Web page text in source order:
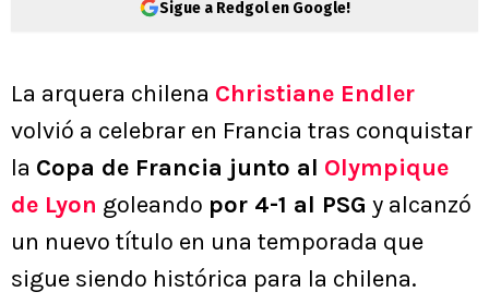
Sigue a Redgol en Google!
La arquera chilena Christiane Endler
volvió a celebrar en Francia tras conquistar
la Copa de Francia junto al Olympique
de Lyon goleando por 4-1 al PSG y alcanzó
un nuevo título en una temporada que
sigue siendo histórica para la chilena.